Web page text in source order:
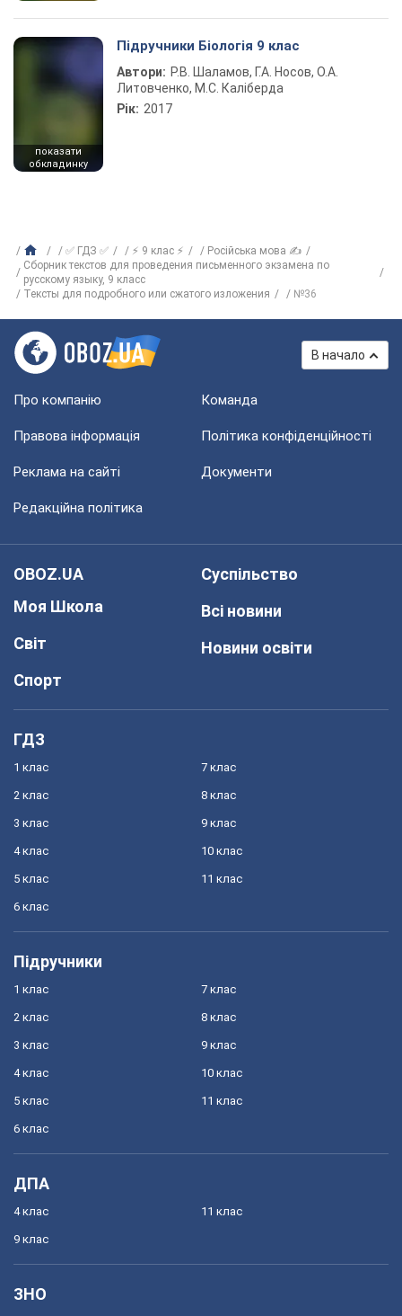
показати
обкладинку
Підручники Біологія 9 клас
Автори: Р.В. Шаламов, Г.А. Носов, О.А.
Литовченко, М.С. Каліберда
Рік: 2017
✅ ГДЗ ✅ ⚡ 9 клас ⚡
Російська мова ✍
Сборник текстов для проведения письменного экзамена по
русскому языку, 9 класс
Тексты для подробного или сжатого изложения
№36
В начало
Про компанію Команда
Правова інформація Політика конфіденційності
Реклама на сайті Документи
Редакційна політика
OBOZ.UA
Моя Школа
Світ
Спорт
Суспільство
Всі новини
Новини освіти
ГДЗ
1 клас
2 клас
3 клас
4 клас
5 клас
6 клас
7 клас
8 клас
9 клас
10 клас
11 клас
Підручники
1 клас
2 клас
3 клас
4 клас
5 клас
6 клас
7 клас
8 клас
9 клас
10 клас
11 клас
ДПА
4 клас
9 клас
11 клас
ЗНО